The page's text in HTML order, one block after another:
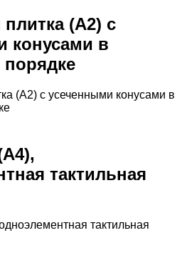
плитка (А2) c
конусами в
тактильная